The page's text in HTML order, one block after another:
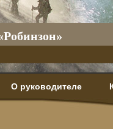
О руководителе